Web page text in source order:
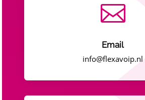

Email
info@flexavoip.nl